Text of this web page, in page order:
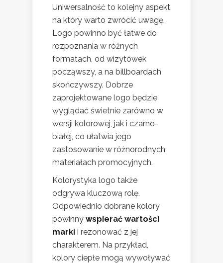
Uniwersalność to kolejny aspekt,
na który warto zwrócić uwagę.
Logo powinno być łatwe do
rozpoznania w różnych
formatach, od wizytówek
począwszy, a na billboardach
skończywszy. Dobrze
zaprojektowane logo będzie
wyglądać świetnie zarówno w
wersji kolorowej, jak i czarno-
białej, co ułatwia jego
zastosowanie w różnorodnych
materiałach promocyjnych.
Kolorystyka logo także
odgrywa kluczową rolę.
Odpowiednio dobrane kolory
powinny wspierać wartości
marki i rezonować z jej
charakterem. Na przykład,
kolory ciepłe mogą wywoływać